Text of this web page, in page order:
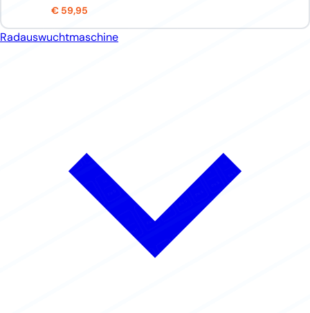
€ 59,95
Radauswuchtmaschine